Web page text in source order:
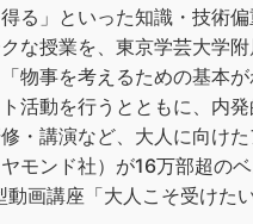
得る」といった知識・技術
な授業を、東京学芸大学
物事を考えるための基本
活動を行うとともに、内
・講演など、大人に向け
モンド社）が16万部超のベ
画講座「大人こそ受けた